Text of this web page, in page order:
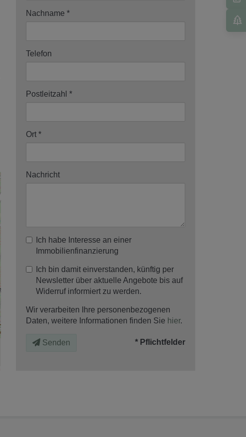
Nachname
Telefon
Postleitzahl
Ort
Nachricht
Ich habe Interesse an einer
Immobilienfinanzierung
Ich bin damit einverstanden, künftig per
Newsletter über aktuelle Angebote bis auf
Widerruf informiert zu werden.
Wir verarbeiten Ihre personenbezogenen
Daten, weitere Informationen finden Sie hier.
Senden * Pflichtfelder